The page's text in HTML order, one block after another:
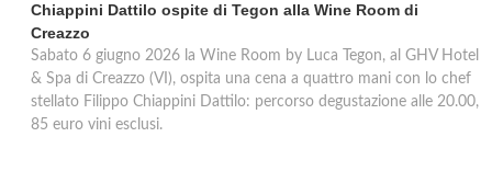
Chiappini Dattilo ospite di Tegon alla Wine Room di
Creazzo
Sabato 6 giugno 2026 la Wine Room by Luca Tegon, al GHV Hotel
& Spa di Creazzo (VI), ospita una cena a quattro mani con lo chef
stellato Filippo Chiappini Dattilo: percorso degustazione alle 20.00,
85 euro vini esclusi.